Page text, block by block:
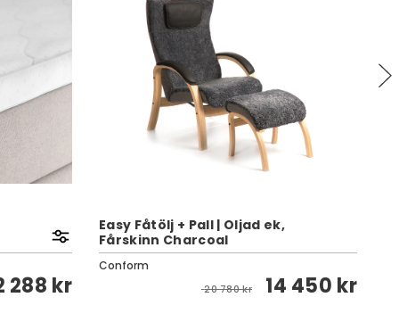
288 kr
Easy Fåtölj + Pall | Oljad ek,
Fårskinn Charcoal
Conform
20 780 kr 14 450 kr